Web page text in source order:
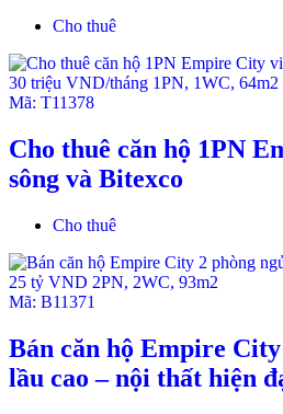
Các căn đều có Balcony rộng rãi
Cho thuê
30 triệu VND/tháng 1PN, 1WC, 64m2
Mã: T11378
Cho thuê căn hộ 1PN
sông và Bitexco
Cho thuê
25 tỷ VND 2PN, 2WC, 93m2
Mã: B11371
Bán căn hộ Empire
lầu cao – nội thất hiện